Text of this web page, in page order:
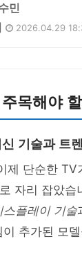
민
2026.04.29
목해야
기술과 트
제 단순한 TV
로 자리 잡았습
스플레이 기술
추가된 모